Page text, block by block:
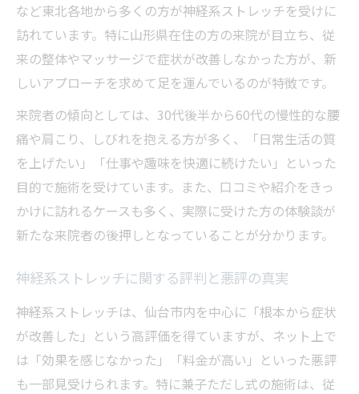
など東北各地から多くの方が神経系ストレッチを受けに
訪れています。特に山形県在住の方の来院が目立ち、従
来の整体やマッサージで症状が改善しなかった方が、新
しいアプローチを求めて足を運んでいるのが特徴です。
来院者の傾向としては、30代後半から60代の慢性的な腰
痛や肩こり、しびれを抱える方が多く、「日常生活の質
を上げたい」「仕事や趣味を快適に続けたい」といった
目的で施術を受けています。また、口コミや紹介をきっ
かけに訪れるケースも多く、実際に受けた方の体験談が
新たな来院者の後押しとなっていることが分かります。
神経系ストレッチに関する評判と悪評の真実
神経系ストレッチは、仙台市内を中心に「根本から症状
が改善した」という高評価を得ていますが、ネット上で
は「効果を感じなかった」「料金が高い」といった悪評
も一部見受けられます。特に兼子ただし式の施術は、従